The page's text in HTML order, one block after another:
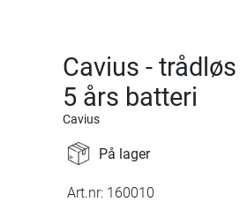
Cavius -
5 års batteri
Cavius
På lager
Art.nr: 160010